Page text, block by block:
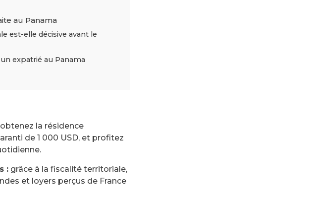
au Panama
est-elle décisive avant le
expatrié au Panama
la résidence
de 1 000 USD, et profitez
:grâce à la fiscalité territoriale,
et loyers perçus de France